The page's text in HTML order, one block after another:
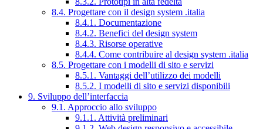
8.4. Progettare con il design system .italia
8.4.1. Documentazione
8.4.2. Benefici del design system
8.4.3. Risorse operative
8.4.4. Come contribuire al design system .italia
8.5. Progettare con i modelli di sito e servizi
8.5.1. Vantaggi dell’utilizzo dei modelli
8.5.2. I modelli di sito e servizi disponibili
9. Sviluppo dell’interfaccia
9.1. Approccio allo sviluppo
9.1.1. Attività preliminari